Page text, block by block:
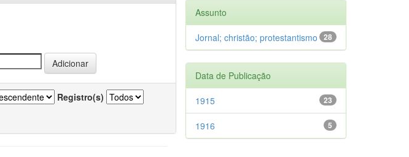
Registro(s)
Assunto
28
Jornal; christão; protestantismo
Data de Publicação
23
1915
5
1916